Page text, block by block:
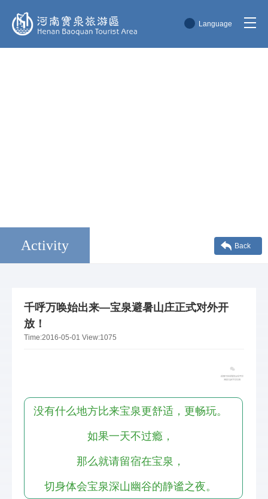
Language
Activity Back
千呼万唤始出来—宝泉避暑山庄正式对外开
放！
Time:2016-05-01 View:1075
没有什么地方比来宝泉更舒适，更畅玩。
如果一天不过瘾，
那么就请留宿在宝泉，
切身体会宝泉深山幽谷的静谧之夜。